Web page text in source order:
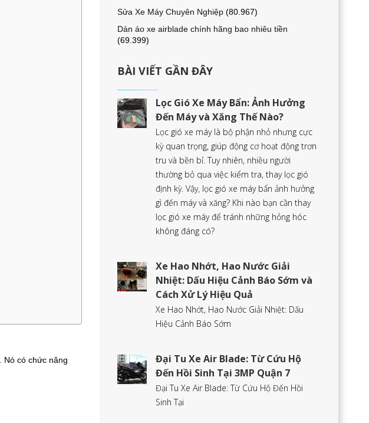
. Nó có chức năng
Sửa Xe Máy Chuyên Nghiệp (80.967)
Dàn áo xe airblade chính hãng bao nhiêu tiền
(69.399)
BÀI VIẾT GẦN ĐÂY
Lọc Gió Xe Máy Bẩn: Ảnh Hưởng
Đến Máy và Xăng Thế Nào?
Lọc gió xe máy là bộ phận nhỏ nhưng cực
kỳ quan trọng, giúp động cơ hoạt động trơn
tru và bền bỉ. Tuy nhiên, nhiều người
thường bỏ qua việc kiểm tra, thay lọc gió
định kỳ. Vậy, lọc gió xe máy bẩn ảnh hưởng
gì đến máy và xăng? Khi nào bạn cần thay
lọc gió xe máy để tránh những hỏng hóc
không đáng có?
Xe Hao Nhớt, Hao Nước Giải
Nhiệt: Dấu Hiệu Cảnh Báo Sớm và
Cách Xử Lý Hiệu Quả
Xe Hao Nhớt, Hao Nước Giải Nhiệt: Dấu
Hiệu Cảnh Báo Sớm
Đại Tu Xe Air Blade: Từ Cứu Hộ
Đến Hồi Sinh Tại 3MP Quận 7
Đại Tu Xe Air Blade: Từ Cứu Hộ Đến Hồi
Sinh Tại